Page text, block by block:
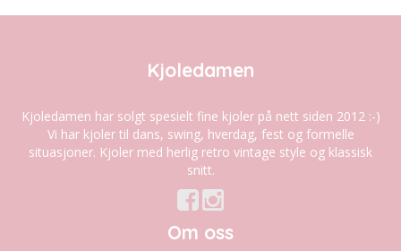
Kjoledamen
Kjoledamen har solgt spesielt fine kjoler på nett siden 2012 :-)
Vi har kjoler til dans, swing, hverdag, fest og formelle
situasjoner. Kjoler med herlig retro vintage style og klassisk
snitt.
Om oss